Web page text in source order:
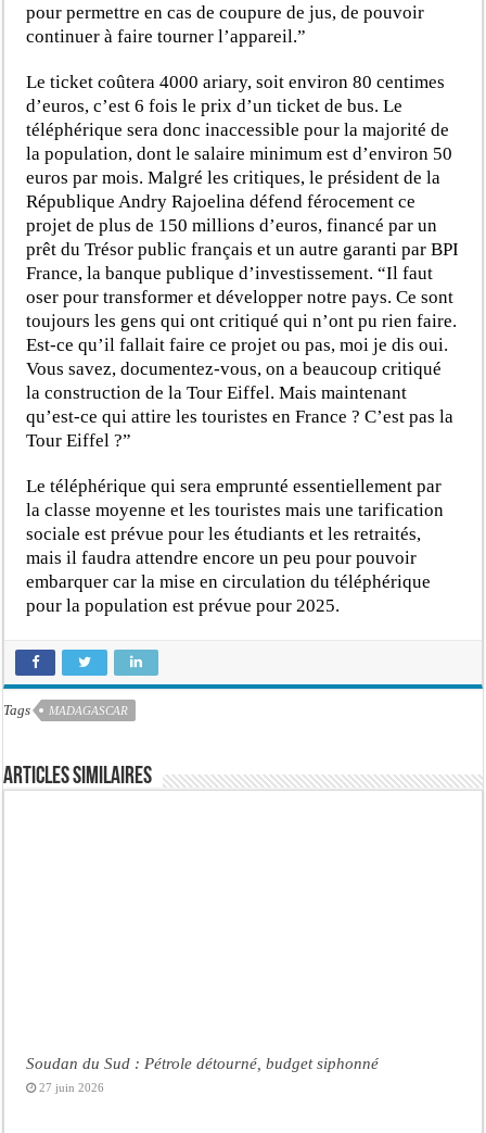
pour permettre en cas de coupure de jus, de pouvoir
continuer à faire tourner l’appareil.”
Le ticket coûtera 4000 ariary, soit environ 80 centimes
d’euros, c’est 6 fois le prix d’un ticket de bus. Le
téléphérique sera donc inaccessible pour la majorité de
la population, dont le salaire minimum est d’environ 50
euros par mois. Malgré les critiques, le président de la
République Andry Rajoelina défend férocement ce
projet de plus de 150 millions d’euros, financé par un
prêt du Trésor public français et un autre garanti par BPI
France, la banque publique d’investissement. “Il faut
oser pour transformer et développer notre pays. Ce sont
toujours les gens qui ont critiqué qui n’ont pu rien faire.
Est-ce qu’il fallait faire ce projet ou pas, moi je dis oui.
Vous savez, documentez-vous, on a beaucoup critiqué
la construction de la Tour Eiffel. Mais maintenant
qu’est-ce qui attire les touristes en France ? C’est pas la
Tour Eiffel ?”
Le téléphérique qui sera emprunté essentiellement par
la classe moyenne et les touristes mais une tarification
sociale est prévue pour les étudiants et les retraités,
mais il faudra attendre encore un peu pour pouvoir
embarquer car la mise en circulation du téléphérique
pour la population est prévue pour 2025.
Tags MADAGASCAR
Articles similaires
Soudan du Sud : Pétrole détourné, budget siphonné
27 juin 2026